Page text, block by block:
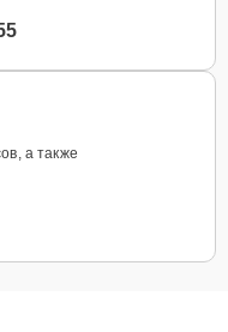
а также